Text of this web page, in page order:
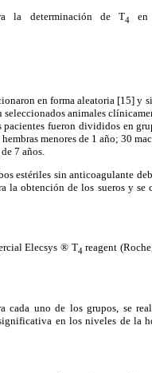
la determinación de T4
en
en forma aleatoria [15] y
animales
fueron divididos en
menores de 1 año; 30
7 años.
estériles sin anticoagulante
la obtención de los sueros y se
Elecsys ® T4reagent
uno de los grupos, se
en los niveles de la